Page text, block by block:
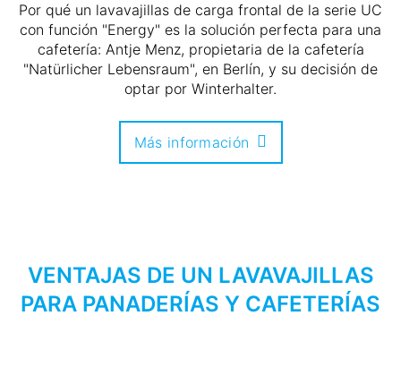
Por qué un lavavajillas de carga frontal de la serie UC
con función "Energy" es la solución perfecta para una
cafetería: Antje Menz, propietaria de la cafetería
"Natürlicher Lebensraum", en Berlín, y su decisión de
optar por Winterhalter.
Más información
VENTAJAS DE UN LAVAVAJILLAS
PARA PANADERÍAS Y CAFETERÍAS